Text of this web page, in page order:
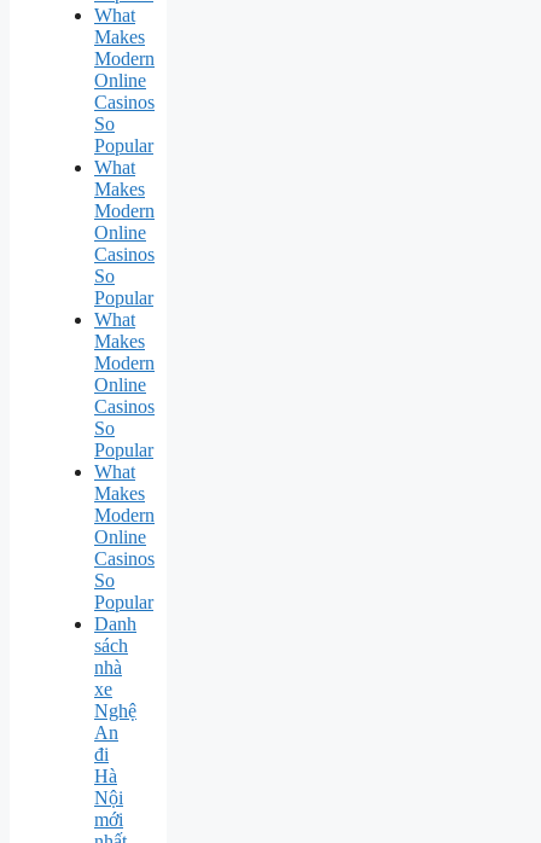
What
Makes
Modern
Online
Casinos
So
Popular
What
Makes
Modern
Online
Casinos
So
Popular
What
Makes
Modern
Online
Casinos
So
Popular
What
Makes
Modern
Online
Casinos
So
Popular
Danh
sách
nhà
xe
Nghệ
An
đi
Hà
Nội
mới